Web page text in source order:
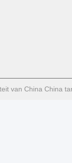
van China China